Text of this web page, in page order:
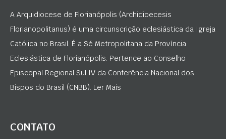
A Arquidiocese de Florianópolis (Archidioecesis
Florianopolitanus) é uma circunscrição eclesiástica da Igreja
Católica no Brasil. É a Sé Metropolitana da Província
Eclesiástica de Florianópolis. Pertence ao Conselho
Episcopal Regional Sul IV da Conferência Nacional dos
Bispos do Brasil (CNBB). Ler Mais
CONTATO